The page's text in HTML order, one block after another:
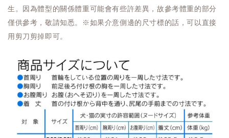
生。因為體型的關係體重可能會有些許差異，故參考體重的部分
僅供參考，敬請知悉。※如果介意側邊的尺寸標的話，可以直接
用剪刀剪掉即可。